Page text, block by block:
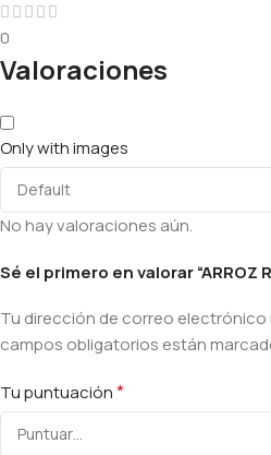
0
Valoraciones
Only with images
No hay valoraciones aún.
Sé el primero en valorar “ARROZ
Tu dirección de correo electrónico
campos obligatorios están
Tu puntuación*